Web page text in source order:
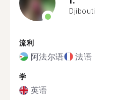
Djibouti
流利
阿法尔语 法语
学
英语